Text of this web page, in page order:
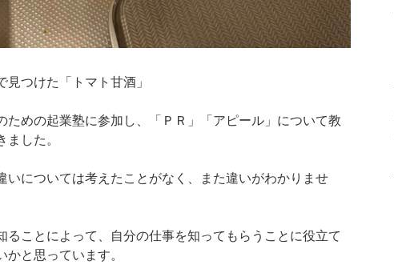
つけた「トマト甘酒」
ための起業塾に参加し、「ＰＲ」「アピール」について教
ました。
いについては考えたことがなく、また違いがわかりませ
ることによって、自分の仕事を知ってもらうことに役立て
かと思っています。